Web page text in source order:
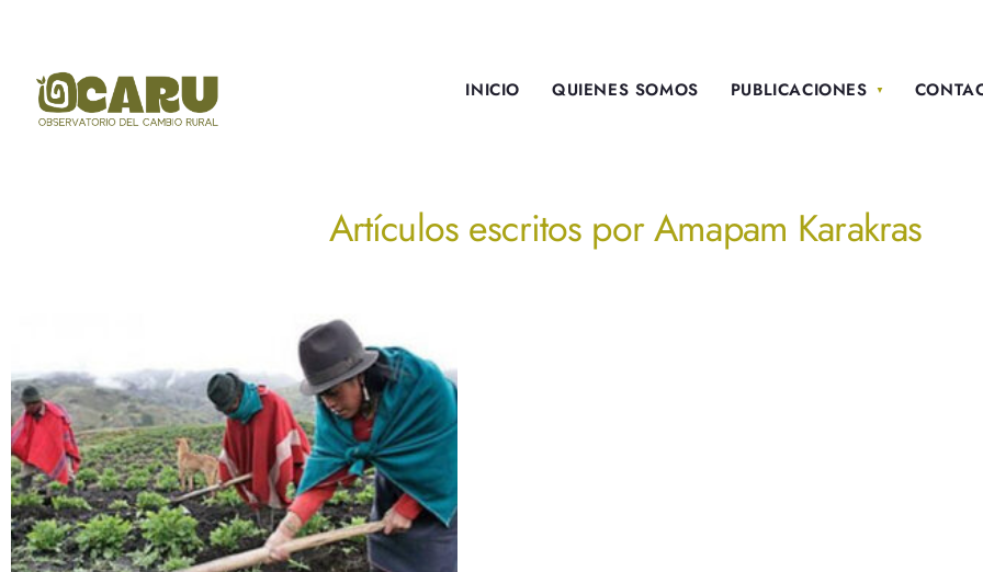
INICIO QUIENES SOMOS PUBLICACIONES
Artículos escritos porAmapam Karakras